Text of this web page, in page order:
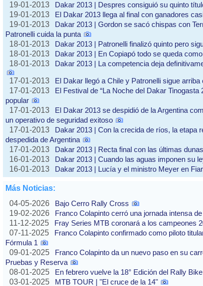
19-01-2013
Dakar 2013 | Despres consiguió su quinto
19-01-2013
El Dakar 2013 llega al final con ganadores
19-01-2013
Dakar 2013 | Gordon se sacó chispas con
Patronelli cuida la punta
18-01-2013
Dakar 2013 | Patronelli finalizó quinto pero
18-01-2013
Dakar 2013 | En Copiapó todo se queda
18-01-2013
Dakar 2013 | La competencia deja
17-01-2013
El Dakar llegó a Chile y Patronelli sigue arriba
17-01-2013
El Festival de “La Noche del Dakar
popular
17-01-2013
El Dakar 2013 se despidió de la Argentina
un operativo de seguridad exitoso
17-01-2013
Dakar 2013 | Con la crecida de ríos, la etapa
despedida de Argentina
17-01-2013
Dakar 2013 | Recta final con las últimas
16-01-2013
Dakar 2013 | Cuando las aguas imponen su
16-01-2013
Dakar 2013 | Lucía y el ministro Meyer en
Más Noticias:
04-05-2026
Bajo Cerro Rally Cross
19-02-2026
Franco Colapinto cerró una jornada intensa
11-12-2025
Fray Series MTB coronará a los campeones
07-11-2025
Franco Colapinto confirmado como piloto
Fórmula 1
09-01-2025
Franco Colapinto da un nuevo paso en su
Pruebas y Reserva
08-01-2025
En febrero vuelve la 18° Edición del Rally
03-01-2025
MTB TOUR | "El cruce de la 14"